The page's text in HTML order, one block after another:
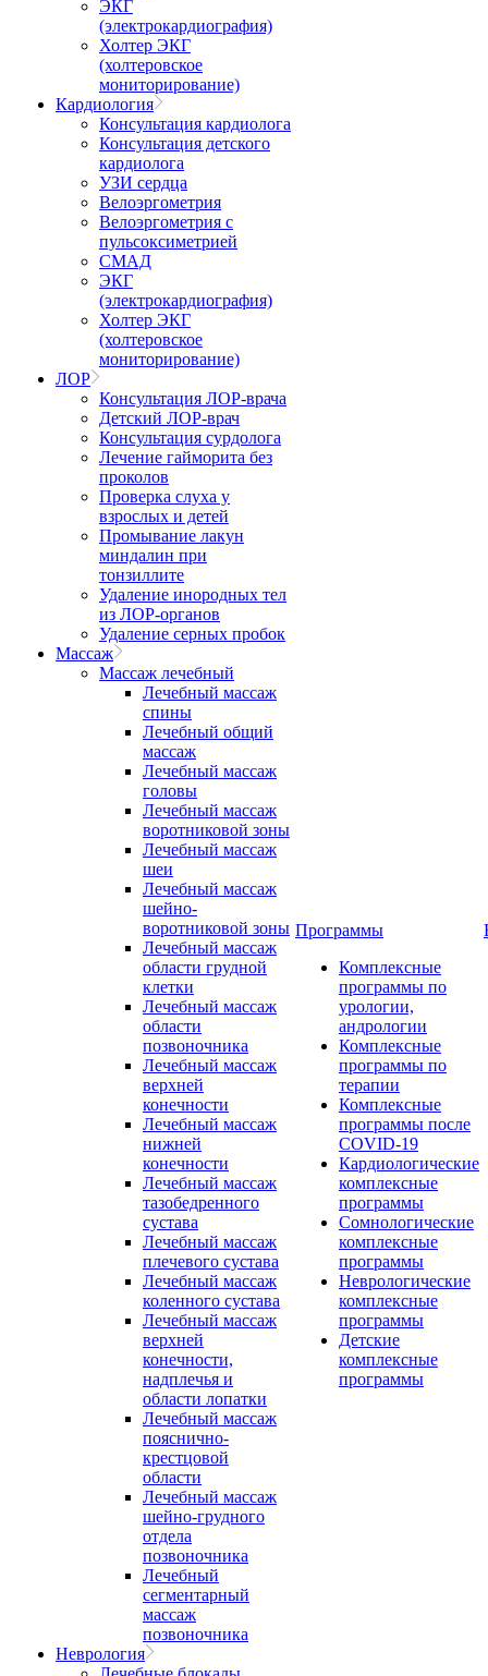
ЭКГ
(электрокардиография)
Холтер ЭКГ
(холтеровское
мониторирование)
Кардиология
Консультация кардиолога
Консультация детского
кардиолога
УЗИ сердца
Велоэргометрия
Велоэргометрия с
пульсоксиметрией
СМАД
ЭКГ
(электрокардиография)
Холтер ЭКГ
(холтеровское
мониторирование)
ЛОР
Консультация ЛОР-врача
Детский ЛОР-врач
Консультация сурдолога
Лечение гайморита без
проколов
Проверка слуха у
взрослых и детей
Промывание лакун
миндалин при
тонзиллите
Удаление инородных тел
из ЛОР-органов
Удаление серных пробок
Массаж
Массаж лечебный
Лечебный массаж
спины
Лечебный общий
массаж
Лечебный массаж
головы
Лечебный массаж
воротниковой зоны
Лечебный массаж
шеи
Лечебный массаж
шейно-
воротниковой зоны
Лечебный массаж
области грудной
клетки
Лечебный массаж
области
позвоночника
Лечебный массаж
верхней
конечности
Лечебный массаж
нижней
конечности
Лечебный массаж
тазобедренного
сустава
Лечебный массаж
плечевого сустава
Лечебный массаж
коленного сустава
Лечебный массаж
верхней
конечности,
надплечья и
области лопатки
Лечебный массаж
пояснично-
крестцовой
области
Лечебный массаж
шейно-грудного
отдела
позвоночника
Лечебный
сегментарный
массаж
позвоночника
Неврология
Программы
Комплексные
программы по
урологии,
андрологии
Комплексные
программы по
терапии
Комплексные
программы после
COVID-19
Кардиологические
комплексные
программы
Сомнологические
комплексные
программы
Неврологические
комплексные
программы
Детские
комплексные
программы